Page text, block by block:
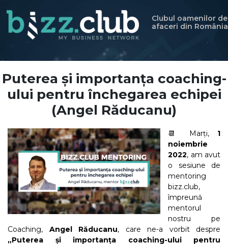
Clubul oamenilor de
afaceri din România
Puterea și importanța coaching-
ului pentru închegarea echipei
(Angel Răducanu)
📆 Marți, 1
noiembrie
2022, am avut
o sesiune de
mentoring
bizz.club,
împreună
mentorul
nostru pe
Coaching, Angel Răducanu, care ne-a vorbit despre
„Puterea și importanța coaching-ului pentru